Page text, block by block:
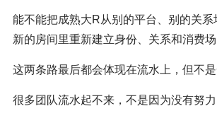
能不能把成熟大R从别的平台、别的关系
新的房间里重新建立身份、关系和消费场
这两条路最后都会体现在流水上，但不是
很多团队流水起不来，不是因为没有努力